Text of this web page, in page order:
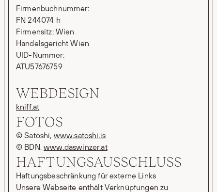
Firmenbuchnummer:
FN 244074 h
Firmensitz: Wien
Handelsgericht Wien
UID-Nummer:
ATU57676759
WEBDESIGN
kniff.at
FOTOS
© Satoshi, www.satoshi.is
© BDN,www.daswinzer.at
HAFTUNGSAUSSCHLUSS
Haftungsbeschränkung für externe Links
Unsere Webseite enthält Verknüpfungen zu